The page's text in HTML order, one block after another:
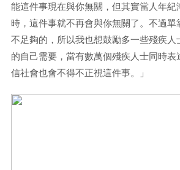
能這件事現在與你無關，但其實當人年紀
時，這件事就不再會與你無關了。不過單
不足夠的，所以我也想鼓勵多一些殘疾人
的自己需要，當有數萬個殘疾人士同時表
信社會也會不得不正視這件事。」